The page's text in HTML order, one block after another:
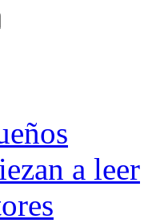
a leer